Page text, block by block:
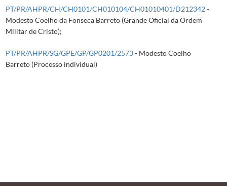
PT/PR/AHPR/CH/CH0101/CH010104/CH01010401/D212342-
Modesto Coelho da Fonseca Barreto (Grande Oficial da Ordem
Militar de Cristo);
PT/PR/AHPR/SG/GPE/GP/GP0201/2573- Modesto Coelho
Barreto (Processo individual)